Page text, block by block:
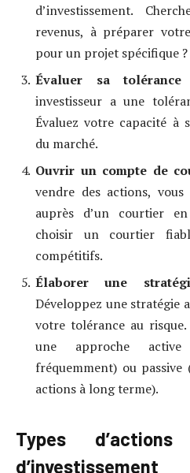
d’investissement.
revenus, à préparer
pour un projet spécifique ?
Évaluer sa
investisseur a une
Évaluez votre capacité à
du marché.
Ouvrir un compte de
vendre des actions,
auprès d’un courtier
choisir un courtier
compétitifs.
Élaborer une
Développez une stratégie
votre tolérance au
une approche
fréquemment) ou
actions à long terme).
Types
d’investissement